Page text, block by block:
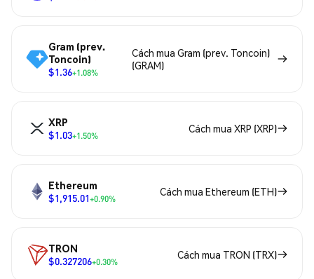
Gram (prev.
Toncoin)
$1.36+1.08%
Cách mua Gram (prev. Toncoin)
(GRAM)
XRP
$1.03+1.50%
Cách mua XRP (XRP)
Ethereum
$1,915.01+0.90%
Cách mua Ethereum (ETH)
TRON
$0.327206+0.30%
Cách mua TRON (TRX)